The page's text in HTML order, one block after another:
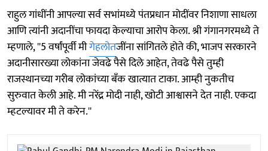
राहुल गांधींनी आपल्या सर्व सभांमध्ये पंतप्रधान मोदींवर निशाणा साधला
आणि त्यांनी अदानींचा फायदा केल्याचा आरोप केला. श्री गंगानगरमध्ये ते
म्हणाले, ''5 वर्षांपूर्वी मीगेहलोतजींना सांगितले होते की, भाजप सरकारने
अदानीसारख्या लोकांना जेवढे पैसे दिले आहेत, तेवढे पैसे तुम्ही
राजस्थानच्या गरीब लोकांच्या बँक खात्यात टाका. आम्ही नुकतीच
सुरुवात केली आहे. मी नरेंद्र मोदी नाही, खोटी आश्वासने देत नाही. एकदा
म्हटल्यावर मी ते करेन.''